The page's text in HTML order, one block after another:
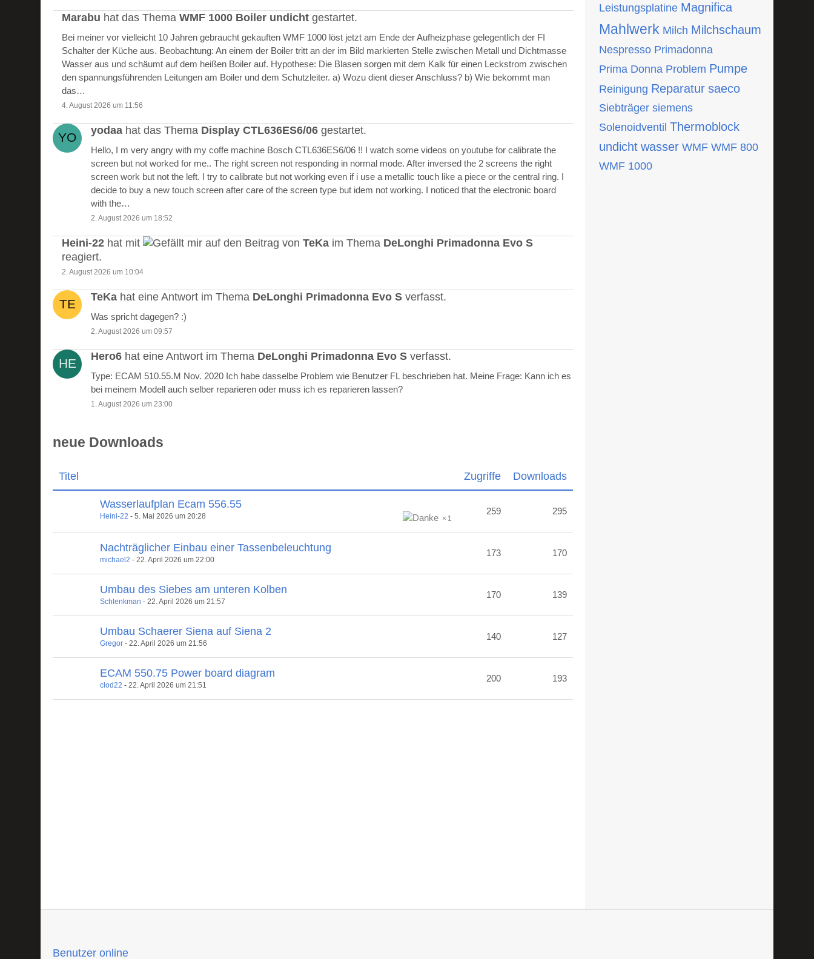
Marabu hat das ThemaWMF 1000 Boiler undicht gestartet.
Bei meiner vor vielleicht 10 Jahren gebraucht gekauften WMF 1000 löst jetzt am Ende der Aufheizphase gelegentlich der FI
Schalter der Küche aus. Beobachtung: An einem der Boiler tritt an der im Bild markierten Stelle zwischen Metall und Dichtmasse
Wasser aus und schäumt auf dem heißen Boiler auf. Hypothese: Die Blasen sorgen mit dem Kalk für einen Leckstrom zwischen
den spannungsführenden Leitungen am Boiler und dem Schutzleiter. a) Wozu dient dieser Anschluss? b) Wie bekommt man
das…
4. August 2026 um 11:56
yodaa hat das Thema Display CTL636ES6/06 gestartet.
Hello, I m very angry with my coffe machine Bosch CTL636ES6/06 !! I watch some videos on youtube for calibrate the
screen but not worked for me.. The right screen not responding in normal mode. After inversed the 2 screens the right
screen work but not the left. I try to calibrate but not working even if i use a metallic touch like a piece or the central ring. I
decide to buy a new touch screen after care of the screen type but idem not working. I noticed that the electronic board
with the…
2. August 2026 um 18:52
Heini-22 hat mit auf den Beitrag vonTeKa im Thema DeLonghi Primadonna Evo S
reagiert.
2. August 2026 um 10:04
TeKa hat eine Antwort im Thema DeLonghi Primadonna Evo S verfasst.
Was spricht dagegen? :)
2. August 2026 um 09:57
Hero6 hat eine Antwort im Thema DeLonghi Primadonna Evo S verfasst.
Type: ECAM 510.55.M Nov. 2020 Ich habe dasselbe Problem wie Benutzer FL beschrieben hat. Meine Frage: Kann ich es
bei meinem Modell auch selber reparieren oder muss ich es reparieren lassen?
1. August 2026 um 23:00
neue Downloads
Titel Zugriffe Downloads
Wasserlaufplan Ecam 556.55
1
Heini-22 -5. Mai 2026 um 20:28 259 295
Nachträglicher Einbau einer Tassenbeleuchtung
michael2 -22. April 2026 um 22:00
173 170
Umbau des Siebes am unteren Kolben
Schlenkman -22. April 2026 um 21:57
170 139
Umbau Schaerer Siena auf Siena 2
Gregor -22. April 2026 um 21:56
140 127
ECAM 550.75 Power board diagram
clod22 -22. April 2026 um 21:51
200 193
Leistungsplatine Magnifica
Mahlwerk Milch Milchschaum
Nespresso Primadonna
Prima Donna Problem Pumpe
Reinigung Reparatur saeco
Siebträger siemens
Solenoidventil Thermoblock
undicht wasser WMF WMF 800
WMF 1000
Benutzer online